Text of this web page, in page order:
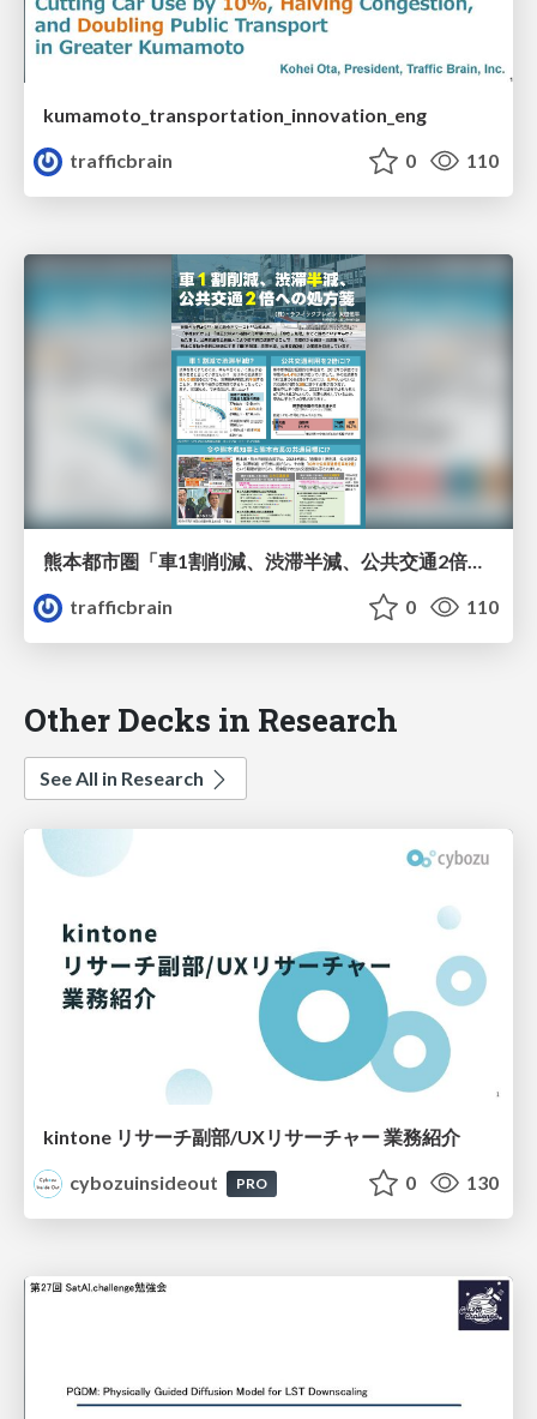
kumamoto_transportation_innovation_eng
trafficbrain
0 110
熊本都市圏「車1割削減、渋滞半減、公共交通2倍」への処方箋
trafficbrain
0 110
Other Decks in Research
See All in Research
kintone リサーチ副部/UXリサーチャー 業務紹介
cybozuinsideout
PRO 0 130